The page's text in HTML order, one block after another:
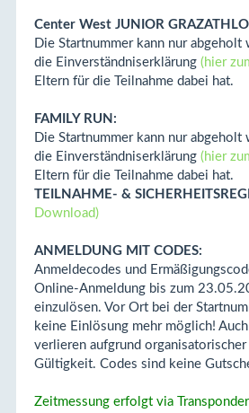
Center West JUNIOR
Die Startnummer kann nur abgeholt
die Einverständniserklärung (hier
Eltern für die Teilnahme dabei hat.
FAMILY RUN:
Die Startnummer kann nur abgeholt
die Einverständniserklärung (hier
Eltern für die Teilnahme dabei hat.
TEILNAHME- &
Download)
ANMELDUNG MIT CODES:
Anmeldecodes und
Online-Anmeldung bis zum
einzulösen. Vor Ort bei der
keine Einlösung mehr möglich!
verlieren aufgrund
Gültigkeit. Codes sind keine
Zeitmessung erfolgt via